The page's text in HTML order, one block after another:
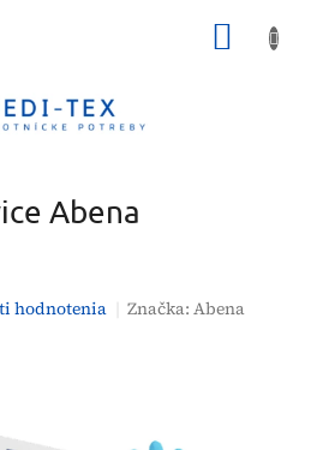
Abena
hodnotenia Značka:Abena